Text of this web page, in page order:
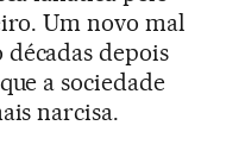
Um novo mal
depois
a sociedade
narcisa.